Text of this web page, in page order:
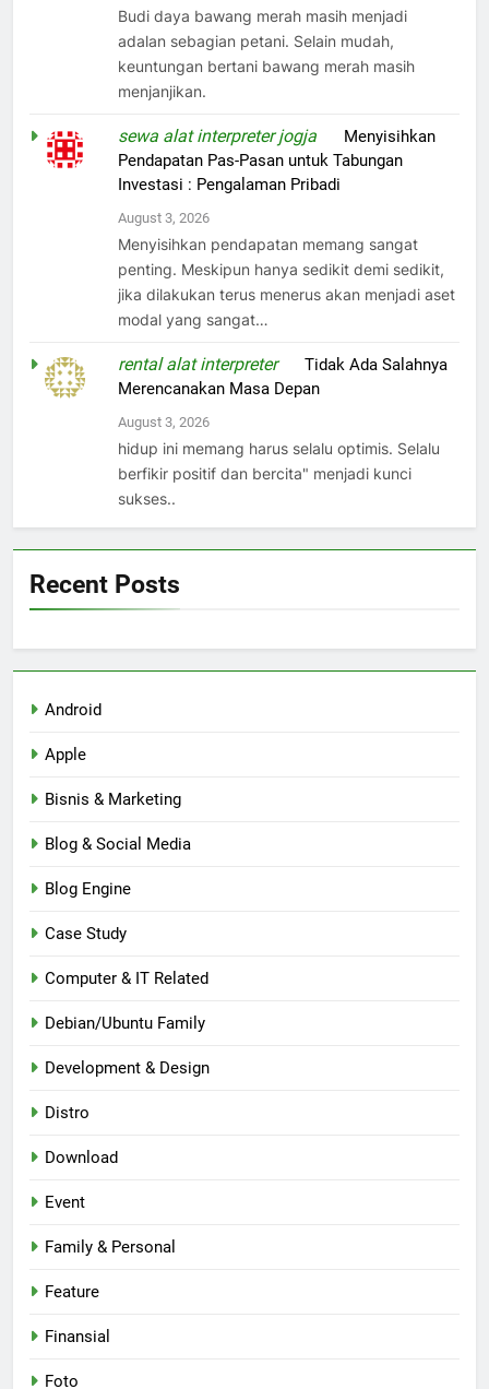
Budi daya bawang merah masih menjadi
adalan sebagian petani. Selain mudah,
keuntungan bertani bawang merah masih
menjanjikan.
sewa alat interpreter jogja
Menyisihkan
Pendapatan Pas-Pasan untuk Tabungan
Investasi : Pengalaman Pribadi
August 3, 2026
Menyisihkan pendapatan memang sangat
penting. Meskipun hanya sedikit demi sedikit,
jika dilakukan terus menerus akan menjadi aset
modal yang sangat…
rental alat interpreteronTidak Ada Salahnya
Merencanakan Masa Depan
August 3, 2026
hidup ini memang harus selalu optimis. Selalu
berfikir positif dan bercita" menjadi kunci
sukses..
Recent Posts
Android
Apple
Bisnis & Marketing
Blog & Social Media
Blog Engine
Case Study
Computer & IT Related
Debian/Ubuntu Family
Development & Design
Distro
Download
Event
Family & Personal
Feature
Finansial
Foto